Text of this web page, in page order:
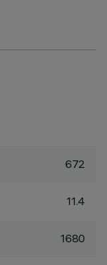
672
11.4
1680